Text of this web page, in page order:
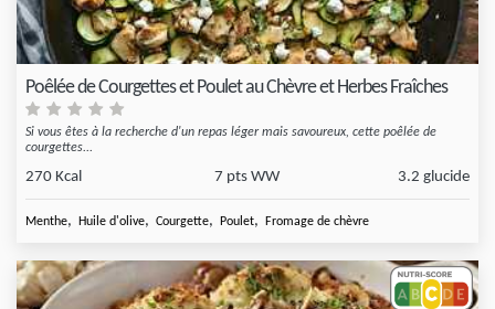
Poêlée de Courgettes et Poulet au Chèvre et Herbes Fraîches
Si vous êtes à la recherche d'un repas léger mais savoureux, cette poêlée de
courgettes...
270 Kcal 7 pts WW 3.2 glucide
Menthe, Huile d'olive, Courgette, Poulet, Fromage de chèvre